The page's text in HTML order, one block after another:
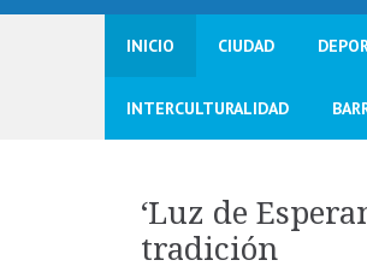
INICIO CIUDAD
INTERCULTURALIDAD
‘Luz de
tradición